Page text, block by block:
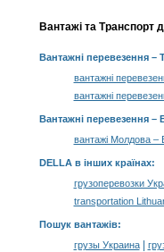
Вантажі та Транспорт
Вантажні перевезення–
вантажні
вантажні
Вантажні перевезення –
вантажі Молдова –
DELLA в інших країнах:
грузоперевозки
transportation
Пошук вантажів:
грузы Украина|